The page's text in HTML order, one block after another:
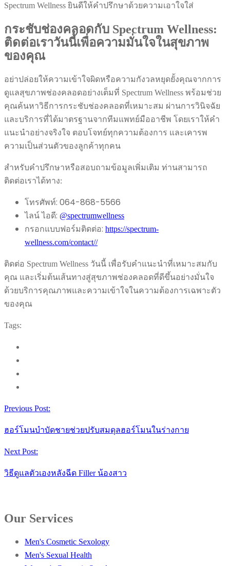
Spectrum Wellness ยินดีให้คำปรึกษาด้วยความเอาใจใส่
กระชับช่องคลอดกับ Spectrum Wellness:
ติดต่อเราวันนี้เพื่อความมั่นใจในสุขภาพ
ของคุณ
อย่าปล่อยให้ความเข้าใจผิดหรือความกังวลหยุดยั้งคุณจากการ
ดูแลสุขภาพช่องคลอดอย่างเต็มที่ Spectrum Wellness พร้อมช่วย
คุณค้นหาวิธีการกระชับช่องคลอดที่เหมาะสม ผ่านการวินิจฉัย
และบริการที่ได้มาตรฐานจากทีมแพทย์มืออาชีพ โดยเราให้คำ
แนะนำอย่างจริงใจ ตอบโจทย์ทุกความต้องการ และเคารพ
ความเป็นส่วนตัวของลูกค้าทุกคน
สำหรับคำปรึกษาหรือสอบถามข้อมูลเพิ่มเติม ท่านสามารถ
ติดต่อเราได้ทาง:
โทรศัพท์: 064-868-5566
ไลน์ ไอดี: @spectrumwellness
กรอกแบบฟอร์มติดต่อ: https://spectrum-
wellness.com/contact//
ติดต่อ Spectrum Wellness วันนี้ เพื่อรับคำแนะนำที่เหมาะสมกับ
คุณ และเริ่มต้นเส้นทางสู่สุขภาพช่องคลอดที่ดีขึ้นอย่างมั่นใจ
ด้วยบริการคุณภาพและความเข้าใจในความต้องการเฉพาะตัว
ของคุณ
Tags:
Previous Post:
ฮอร์โมนบำบัดชายช่วยปรับสมดุลฮอร์โมนในร่างกาย
Next Post:
วิธีดูแลตัวเองหลังฉีด Filler น้องสาว
Our Services
Men's Cosmetic Sexology
Men's Sexual Health